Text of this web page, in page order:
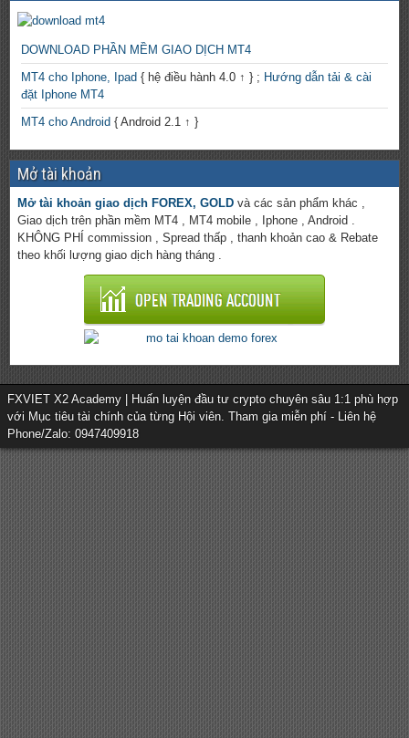
DOWNLOAD PHẦN MỀM GIAO DỊCH MT4
MT4 cho Iphone, Ipad { hệ điều hành 4.0 ↑ } ; Hướng dẫn tải & cài
đặt Iphone MT4
MT4 cho Android { Android 2.1 ↑ }
Mở tài khoản
Mở tài khoản giao dịch FOREX, GOLD và các sản phẩm khác ,
Giao dịch trên phần mềm MT4 , MT4 mobile , Iphone , Android .
KHÔNG PHÍ commission , Spread thấp , thanh khoản cao & Rebate
theo khối lượng giao dịch hàng tháng .
FXVIET X2 Academy | Huấn luyện đầu tư crypto chuyên sâu 1:1 phù hợp
với Mục tiêu tài chính của từng Hội viên. Tham gia miễn phí - Liên hệ
Phone/Zalo: 0947409918